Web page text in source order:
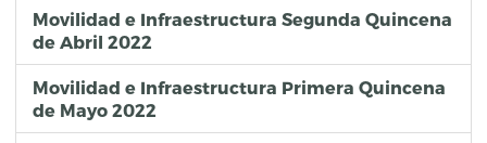
Movilidad e Infraestructura Segunda Quincena
de Abril 2022
Movilidad e Infraestructura Primera Quincena
de Mayo 2022